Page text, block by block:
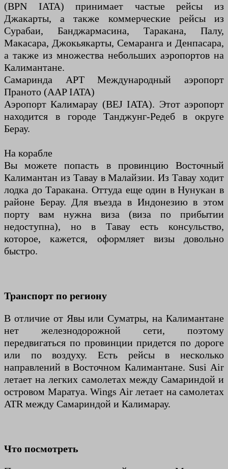
(BPN IATA) принимает частые рейсы из
Джакарты, а также коммерческие рейсы из
Сурабаи, Банджармасина, Таракана, Палу,
Макасара, Джокьякарты, Семаранга и Денпасара,
а также из множества небольших аэропортов на
Калимантане.
Самаринда APT Международный аэропорт
Праното (AAP IATA)
Аэропорт Калимарау (BEJ IATA). Этот аэропорт
находится в городе Танджунг-Редеб в округе
Берау.
На корабле
Вы можете попасть в провинцию Восточный
Калимантан из Тавау в Малайзии. Из Тавау ходит
лодка до Таракана. Оттуда еще один в Нунукан в
районе Берау. Для въезда в Индонезию в этом
порту вам нужна виза (виза по прибытии
недоступна), но в Тавау есть консульство,
которое, кажется, оформляет визы довольно
быстро.
Транспорт по региону
В отличие от Явы или Суматры, на Калимантане
нет железнодорожной сети, поэтому
передвигаться по провинции придется по дороге
или по воздуху. Есть рейсы в несколько
направлений в Восточном Калимантане. Susi Air
летает на легких самолетах между Самариндой и
островом Маратуа. Wings Air летает на самолетах
ATR между Самариндой и Калимарау.
Что посмотреть